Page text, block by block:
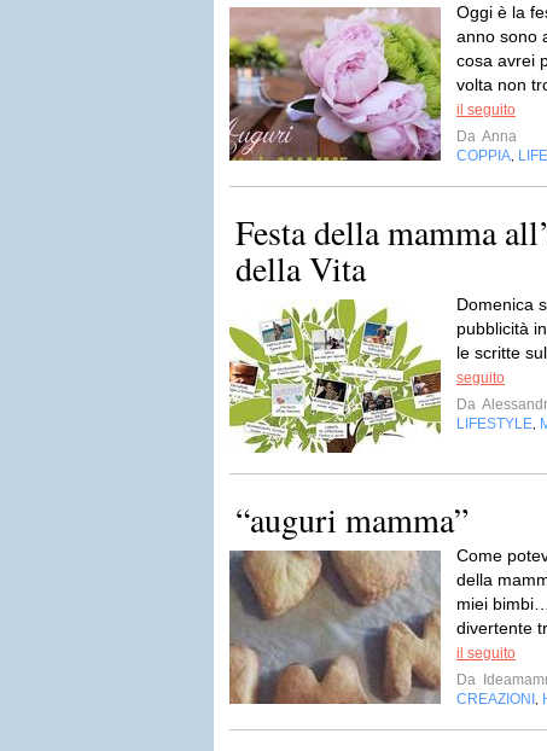
Oggi è la
anno sono
cosa avrei
volta non
il seguito
Da Anna
COPPIA
Festa della mamma
della Vita
Domenica
pubblicità
le scritte
seguito
Da
LIFESTYLE
“auguri mamma”
Come
della
miei
divertente
il seguito
Da
CREAZIONI